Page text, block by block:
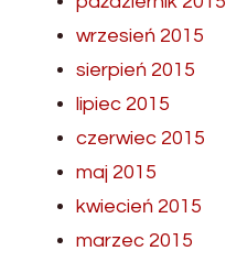
wrzesień 2015
sierpień 2015
lipiec 2015
czerwiec 2015
maj 2015
kwiecień 2015
marzec 2015